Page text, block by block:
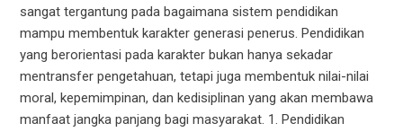
sangat tergantung pada bagaimana sistem pendidikan
mampu membentuk karakter generasi penerus. Pendidikan
yang berorientasi pada karakter bukan hanya sekadar
mentransfer pengetahuan, tetapi juga membentuk nilai-nilai
moral, kepemimpinan, dan kedisiplinan yang akan membawa
manfaat jangka panjang bagi masyarakat. 1. Pendidikan